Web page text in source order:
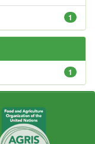
1
1